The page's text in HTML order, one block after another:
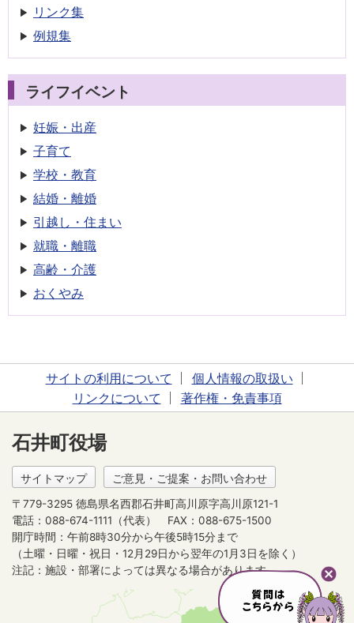
リンク集
例規集
ライフイベント
妊娠・出産
子育て
学校・教育
結婚・離婚
引越し・住まい
就職・離職
高齢・介護
おくやみ
サイトの利用について
個人情報の取扱い
リンクについて
著作権・免責事項
石井町役場
サイトマップ ご意見・ご提案・お問い合わせ
〒779-3295 徳島県名西郡石井町高川原字高川原121-1
電話：088-674-1111（代表）
FAX：088-675-1500
開庁時間：午前8時30分から午後5時15分まで
（土曜・日曜・祝日・12月29日から翌年の1月3日を除く）
注記：施設・部署によっては異なる場合があります。